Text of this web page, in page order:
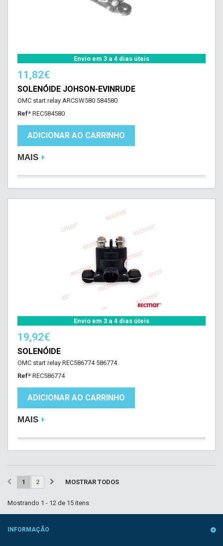
Envio em 3 a 4 dias úteis
11,82€
SOLENÓIDE JOHSON-EVINRUDE
OMC start relay ARCSW580 584580
Refª REC584580
ADICIONAR AO CARRINHO
MAIS
Envio em 3 a 4 dias úteis
19,92€
SOLENÓIDE
OMC start relay REC586774 586774
Refª REC586774
ADICIONAR AO CARRINHO
MAIS
MOSTRAR TODOS
1 2
Mostrando 1 - 12 de 15 itens
INFORMAÇÃO